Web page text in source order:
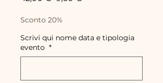
Sconto 20%
Scrivi qui nome data e tipologia
evento *